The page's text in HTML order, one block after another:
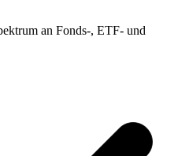
an Fonds-, ETF- und